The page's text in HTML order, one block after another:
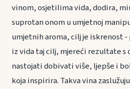
vinom, osjetilima vida, dodira,
suprotan onom u umjetnoj
umjetnih aroma, cilj je iskrenost
iz vida taj cilj, mjereći rezultate s
nastojati dobivati više, ljepše i
koja inspirira. Takva vina